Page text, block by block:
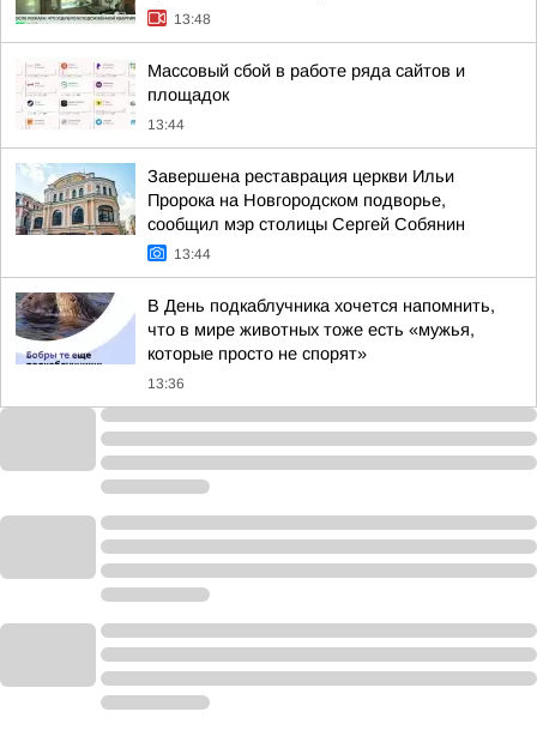
13:48
Массовый сбой в работе ряда сайтов и
площадок
13:44
Завершена реставрация церкви Ильи
Пророка на Новгородском подворье,
сообщил мэр столицы Сергей Собянин
13:44
В День подкаблучника хочется напомнить,
что в мире животных тоже есть «мужья,
которые просто не спорят»
13:36